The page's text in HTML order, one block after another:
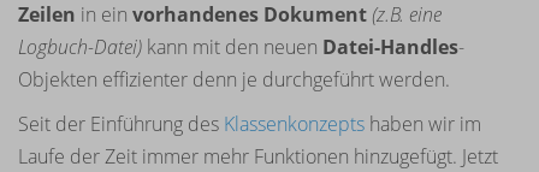
Zeilen in ein vorhandenes Dokument (z.B. eine
Logbuch-Datei) kann mit den neuen Datei-Handles-
Objekten effizienter denn je durchgeführt werden.
Seit der Einführung des Klassenkonzepts haben wir im
Laufe der Zeit immer mehr Funktionen hinzugefügt. Jetzt